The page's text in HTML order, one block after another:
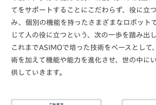
てをサポートすることにこだわらず、役に立
み、個別の機能を持ったさまざまなロボット
じて人の役に立つという、次の一歩を踏み出し
これまでASIMOで培った技術をベースとして
術を加えて機能や能力を進化させ、世の中に
供していきます。